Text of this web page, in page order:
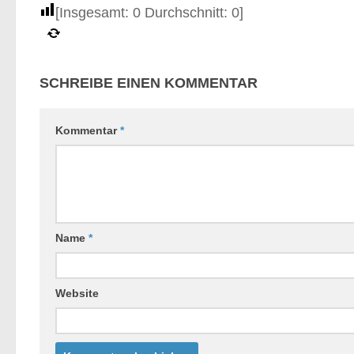
[Insgesamt: 0 Durchschnitt: 0]
SCHREIBE EINEN KOMMENTAR
Kommentar*
Name *
Website